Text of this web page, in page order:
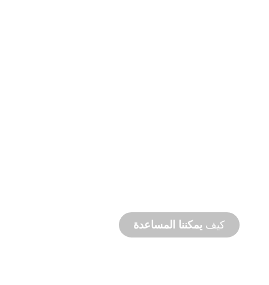
كيف يمكننا المساعدة